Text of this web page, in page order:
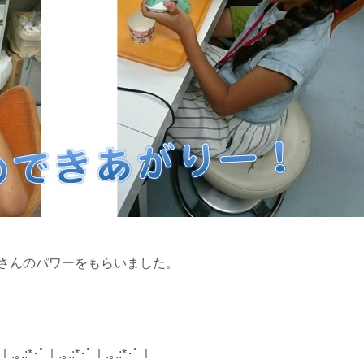
のパワーをもらいました。
.｡.:*･ﾟ＋.｡.:*･ﾟ＋.｡.:*･ﾟ＋